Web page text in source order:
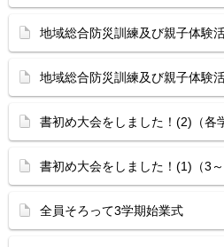
地域総合防災訓練及び親子体験
地域総合防災訓練及び親子体験
書初め大会をしました！(2)（各
書初め大会をしました！(1)（3～
全員そろって3学期始業式